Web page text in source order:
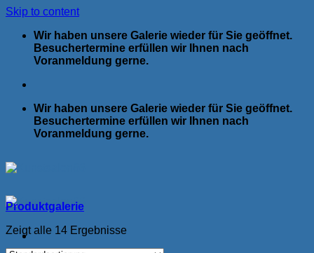
Skip to content
Wir haben unsere Galerie wieder für Sie geöffnet.
Besuchertermine erfüllen wir Ihnen nach
Voranmeldung gerne.
Wir haben unsere Galerie wieder für Sie geöffnet.
Besuchertermine erfüllen wir Ihnen nach
Voranmeldung gerne.
Produktgalerie
Zeigt alle 14 Ergebnisse